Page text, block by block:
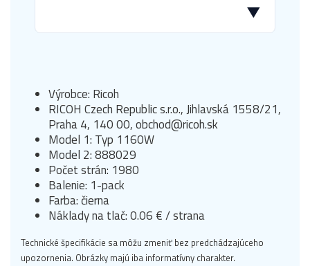
▼
Výrobce: Ricoh
RICOH Czech Republic s.r.o., Jihlavská 1558/21,
Praha 4, 140 00, obchod@ricoh.sk
Model 1: Typ 1160W
Model 2: 888029
Počet strán: 1980
Balenie: 1-pack
Farba: čierna
Náklady na tlač: 0.06 € / strana
Technické špecifikácie sa môžu zmeniť bez predchádzajúceho
upozornenia. Obrázky majú iba informatívny charakter.